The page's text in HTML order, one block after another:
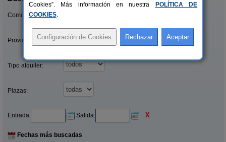
Comunidades:
Provincias/Islas:
Tipo alquiler:
Plazas:
Entrada: Salida: X
Fechas más buscadas
Cookies”. Más información en nuestra
POLÍTICA DE
COOKIES.